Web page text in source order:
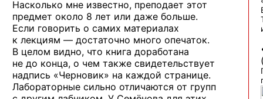
Насколько мне известно, преподает этот
предмет около 8 лет или даже больше.
Если говорить о самих материалах
к лекциям — достаточно много опечаток.
В целом видно, что книга доработана
не до конца, о чем также свидетельствует
надпись «Черновик» на каждой странице.
Лабораторные сильно отличаются от групп